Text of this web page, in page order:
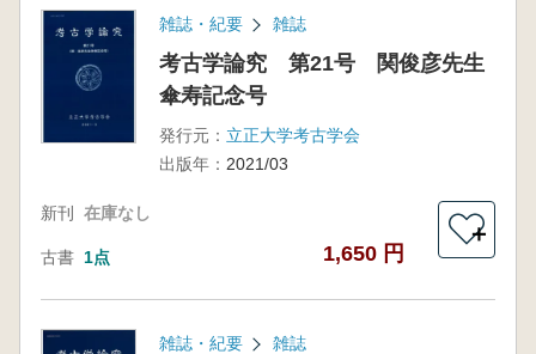
雑誌・紀要 雑誌
考古学論究 第21号 関俊彦先生
傘寿記念号
発行元： 立正大学考古学会
出版年： 2021/03
新刊 在庫なし
古書 1点 1,650 円
＋
雑誌・紀要 雑誌